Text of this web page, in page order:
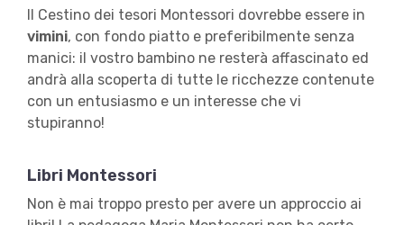
Il Cestino dei tesori Montessori dovrebbe essere in
vimini, con fondo piatto e preferibilmente senza
manici: il vostro bambino ne resterà affascinato ed
andrà alla scoperta di tutte le ricchezze contenute
con un entusiasmo e un interesse che vi
stupiranno!
Libri Montessori
Non è mai troppo presto per avere un approccio ai